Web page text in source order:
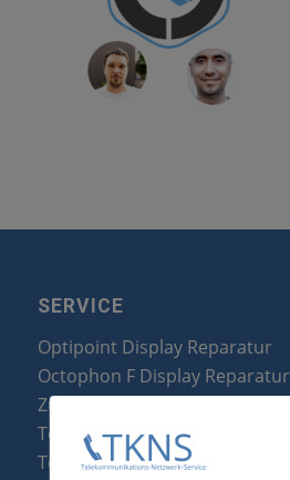
SERVICE
Optipoint Display Reparatur
Octophon F Display Reparatur
Zubehör & Ersatzteile
Telefonanlagen Optimierung
Telefonanlagen Erweiterung